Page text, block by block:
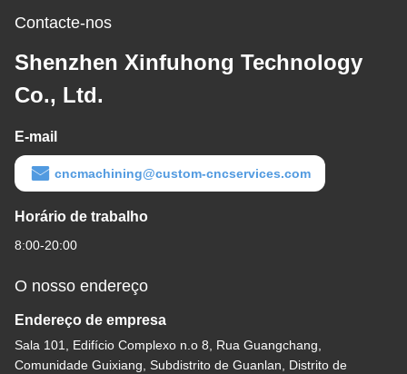
Contacte-nos
Shenzhen Xinfuhong Technology
Co., Ltd.
E-mail
cncmachining@custom-cncservices.com
Horário de trabalho
8:00-20:00
O nosso endereço
Endereço de empresa
Sala 101, Edifício Complexo n.o 8, Rua Guangchang,
Comunidade Guixiang, Subdistrito de Guanlan, Distrito de